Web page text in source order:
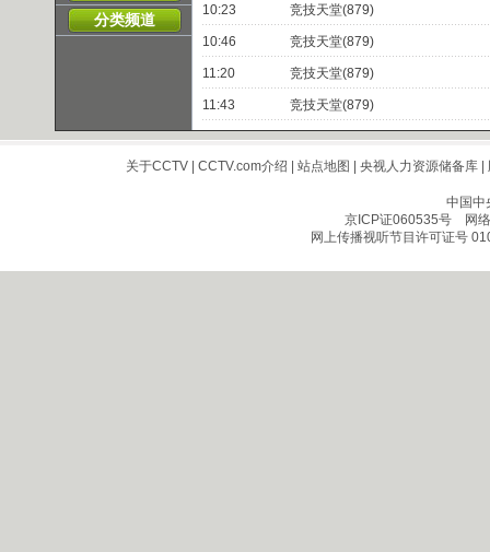
分类频道
10:23 竞技天堂(879)
10:46 竞技天堂(879)
11:20 竞技天堂(879)
11:43 竞技天堂(879)
关于CCTV| CCTV.com介绍 | 站点地图 | 央视人力资源储备库|
中国中
京ICP证060535号网络
网上传播视听节目许可证号